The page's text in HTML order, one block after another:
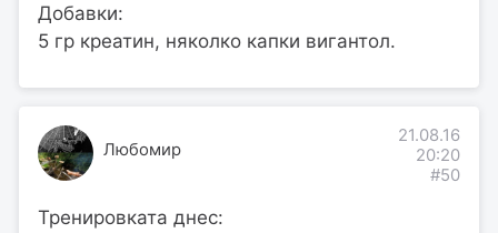
Добавки:
5 гр креатин, няколко капки вигантол.
Любомир
21.08.16
20:20
#50
Тренировката днес: